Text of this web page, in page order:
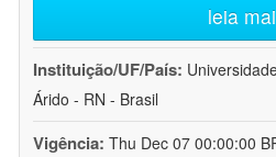
leia
Instituição/UF/País:
Árido - RN - Brasil
Vigência: Thu Dec 07 00:00:00